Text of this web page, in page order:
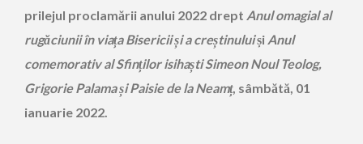
prilejul proclamării anului 2022 drept Anul omagial al
rugăciunii în viața Bisericii și a creștinuluiși Anul
comemorativ al Sfinților isihaști Simeon Noul Teolog,
Grigorie Palama și Paisie de la Neamț, sâmbătă, 01
ianuarie 2022.